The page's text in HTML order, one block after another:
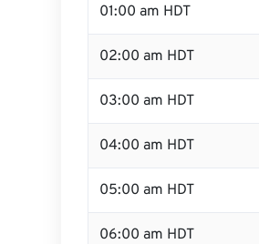
01:00 am HDT
02:00 am HDT
03:00 am HDT
04:00 am HDT
05:00 am HDT
06:00 am HDT